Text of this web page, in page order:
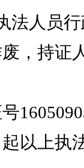
人员行
，持证
以上执